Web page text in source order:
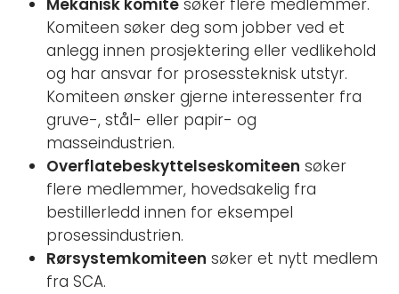
Mekanisk komité søker flere medlemmer.
Komiteen søker deg som jobber ved et
anlegg innen prosjektering eller vedlikehold
og har ansvar for prosessteknisk utstyr.
Komiteen ønsker gjerne interessenter fra
gruve-, stål- eller papir- og
masseindustrien.
Overflatebeskyttelseskomiteen søker
flere medlemmer, hovedsakelig fra
bestillerledd innen for eksempel
prosessindustrien.
Rørsystemkomiteen søker et nytt medlem
fra SCA.